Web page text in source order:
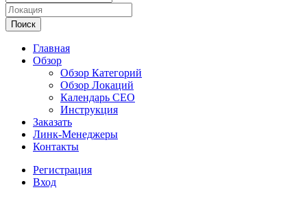
Поиск
Главная
Обзор
Обзор Категорий
Обзор Локаций
Календарь СЕО
Инструкция
Заказать
Линк-Менеджеры
Контакты
Регистрация
Вход